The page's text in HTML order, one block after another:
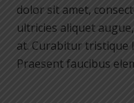
dolor sit amet,
ultricies aliquet
at. Curabitur tristique
Praesent faucibus